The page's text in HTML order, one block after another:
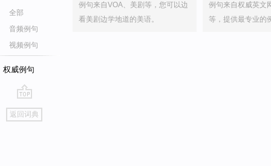
全部
音频例句
视频例句
权威例句
go
top
返回词典
例句来自VOA、美剧等，您可以边
看美剧边学地道的美语。
例句来自权威英文
等，提供最专业的